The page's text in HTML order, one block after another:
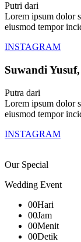
Putri dari
Lorem ipsum dolor
eiusmod tempor
INSTAGRAM
Suwandi
Putra dari
Lorem ipsum dolor
eiusmod tempor
INSTAGRAM
Our Special
Wedding Event
00Hari
00Jam
00Menit
00Detik